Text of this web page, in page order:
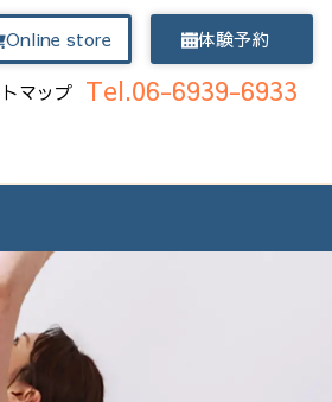
マップ Tel.06-6939-6933
Online store 体験予約